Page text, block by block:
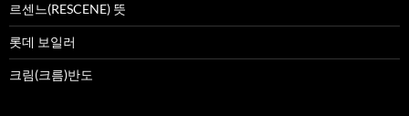
르센느(RESCENE) 뜻
롯데 보일러
크림(크름)반도